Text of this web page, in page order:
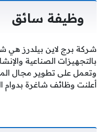
وظيفة سائق
شركة برج لاين بيلدرز هي
بالتجهيزات الصناعية
وتعمل على تطوير مجال
أعلنت وظائف شاغرة بدوام